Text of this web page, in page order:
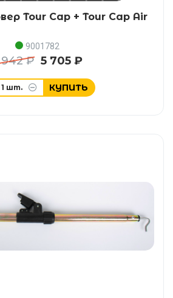
Tour Cap + Tour Cap Air
9001782
₽ 5 705 ₽
1 шт. КУПИТЬ